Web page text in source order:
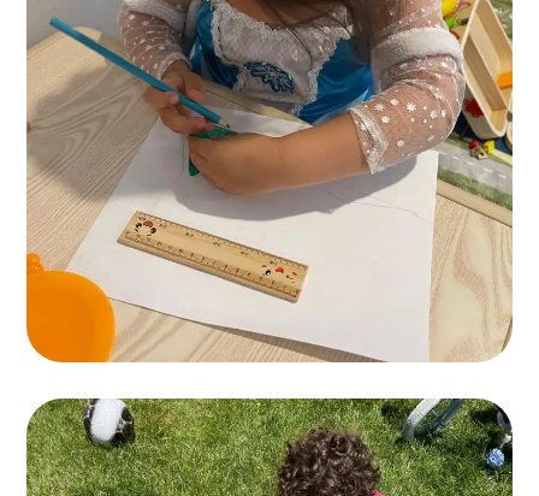
Painting for Kids
ACTIVITES